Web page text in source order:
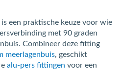
een praktische keuze voor wie
met 90 graden
Combineer deze fitting
meerlagenbuis, geschikt
alu-pers fittingen voor een